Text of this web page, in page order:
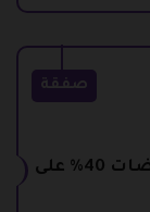
صفقة
كود خصم متجر لطافة للاطفال تخفيضات 40% على